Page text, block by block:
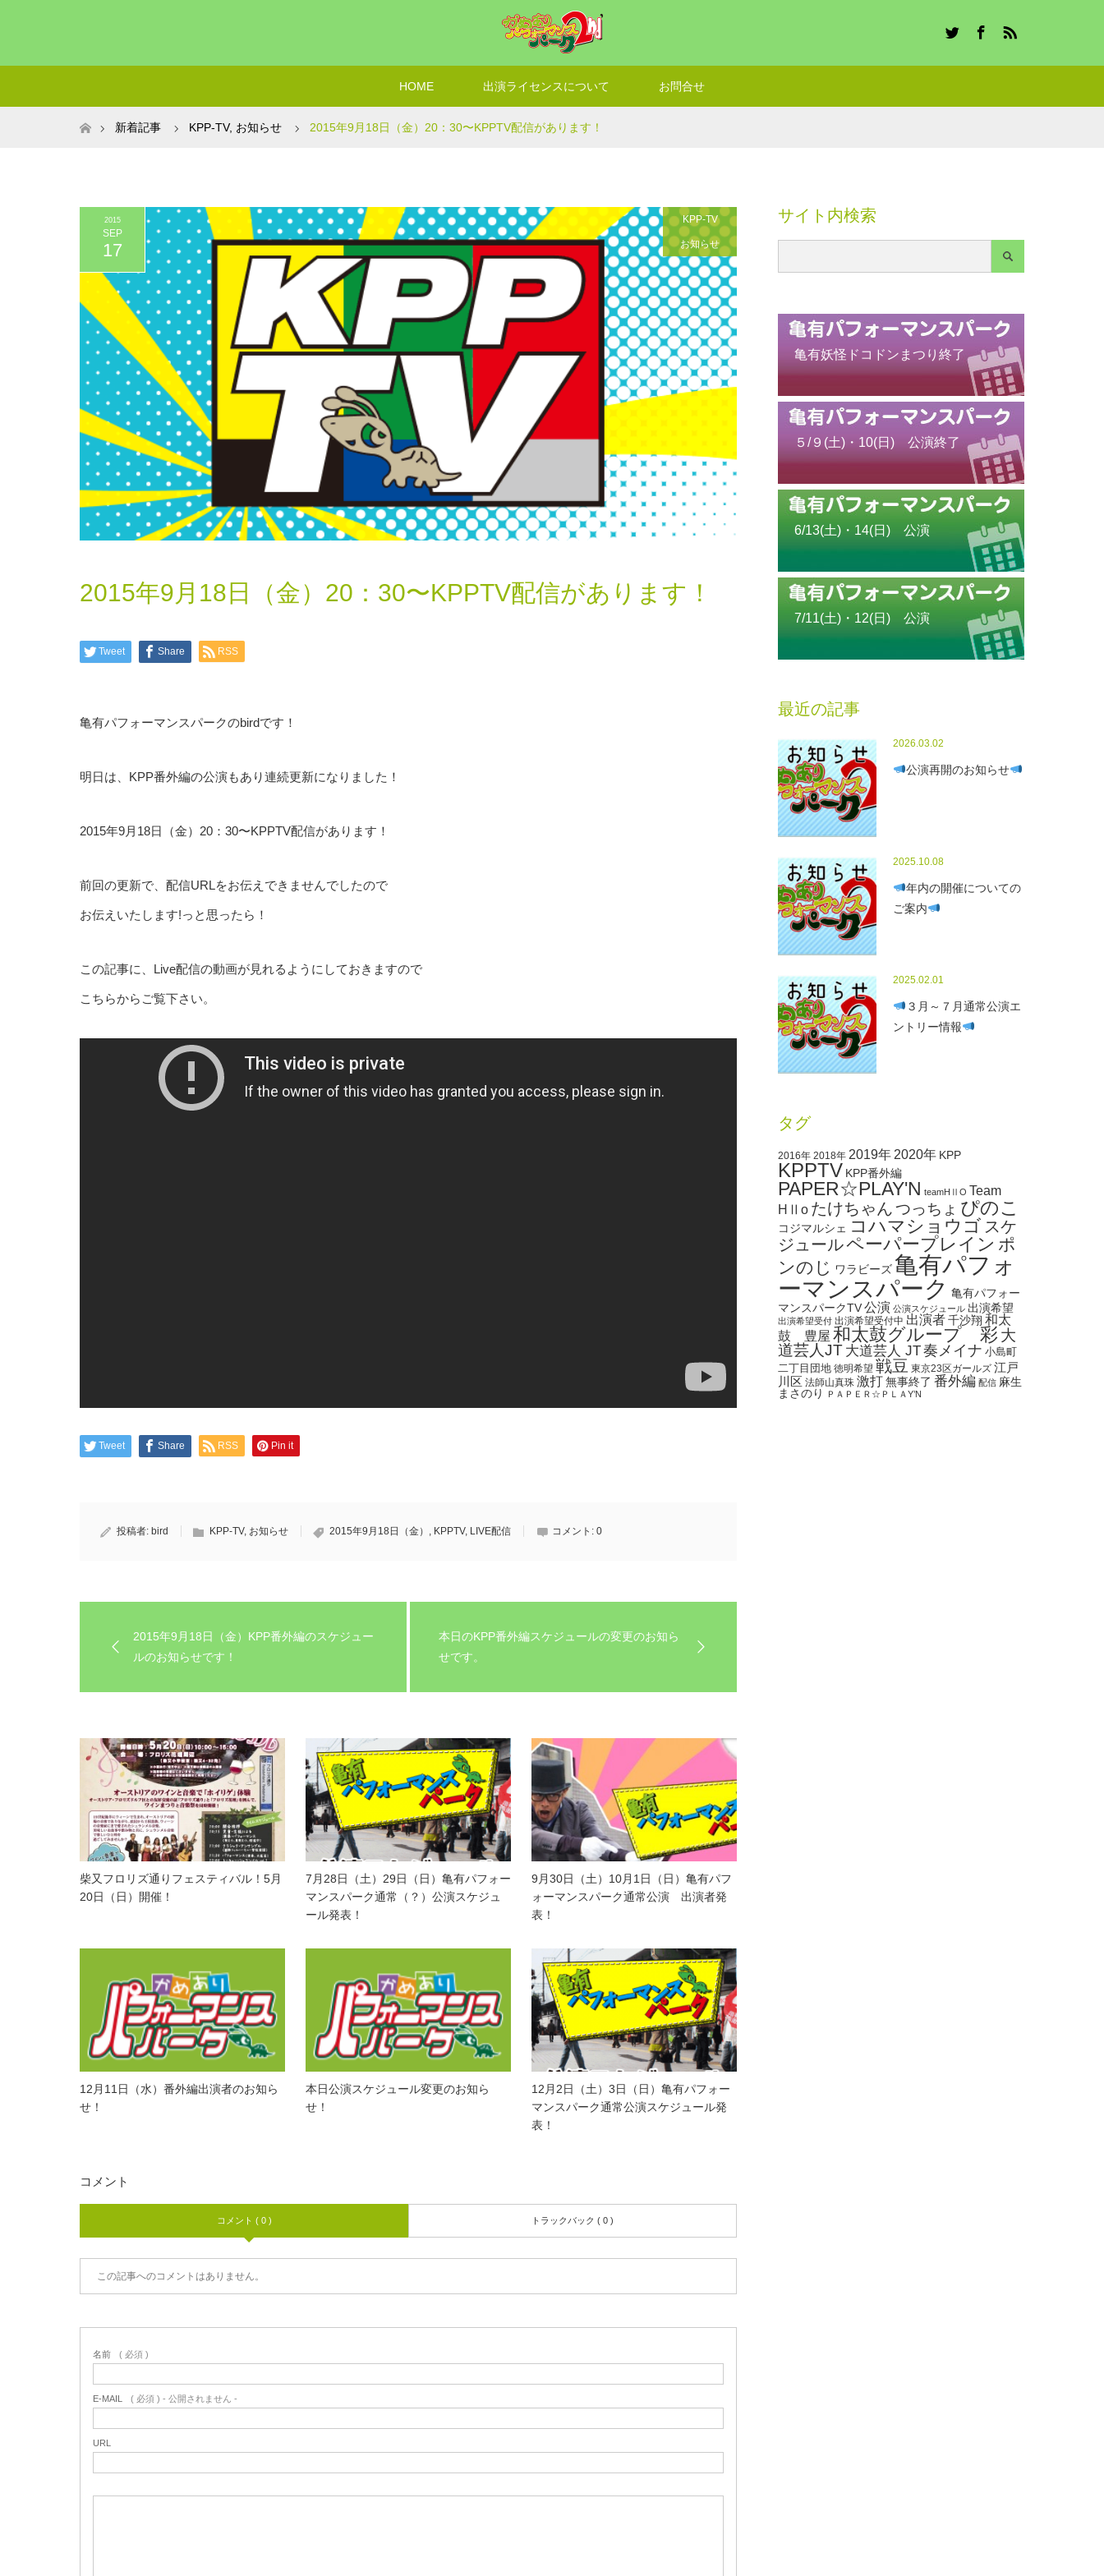
HOME 出演ライセンスについて お問合せ
ホーム新着記事 KPP-TV, お知らせ 2015年9月18日（金）20：30〜KPPTV配信があります！
2015
SEP
17
KPP-TV
お知らせ
2015年9月18日（金）20：30〜KPPTV配信があります！
Tweet Share RSS
亀有パフォーマンスパークのbirdです！
明日は、KPP番外編の公演もあり連続更新になりました！
2015年9月18日（金）20：30〜KPPTV配信があります！
前回の更新で、配信URLをお伝えできませんでしたので
お伝えいたします!っと思ったら！
この記事に、Live配信の動画が見れるようにしておきますので
こちらからご覧下さい。
Tweet Share RSS Pin it
投稿者: bird KPP-TV, お知らせ 2015年9月18日（金） KPPTV, LIVE配信 コメント: 0
2015年9月18日（金）KPP番外編のスケジュー
ルのお知らせです！
本日のKPP番外編スケジュールの変更のお知ら
せです。
柴又フロリズ通りフェスティバル！5月
20日（日）開催！
7月28日（土）29日（日）亀有パフォー
マンスパーク通常（？）公演スケジュ
ール発表！
9月30日（土）10月1日（日）亀有パフ
ォーマンスパーク通常公演 出演者発
表！
12月11日（水）番外編出演者のお知ら
せ！
本日公演スケジュール変更のお知ら
せ！
12月2日（土）3日（日）亀有パフォー
マンスパーク通常公演スケジュール発
表！
コメント
コメント ( 0 ) トラックバック ( 0 )
この記事へのコメントはありません。
名前 ( 必須 )
E-MAIL ( 必須 ) - 公開されません -
URL
サイト内検索
亀有妖怪ドコドンまつり終了
５/９(土)・10(日) 公演終了
6/13(土)・14(日) 公演
7/11(土)・12(日) 公演
最近の記事
2026.03.02
公演再開のお知らせ
2025.10.08
年内の開催についての
ご案内
2025.02.01
３月～７月通常公演エ
ントリー情報
タグ
2016年 2018年 2019年 2020年 KPP
KPPTV KPP番外編
PAPER☆PLAY'N teamHⅡO Team
HⅡo たけちゃん つっちょ ぴのこ
コジマルシェ コハマショウゴ スケ
ジュールペーパープレイン ポ
ンのじ ワラビーズ 亀有パフォ
ーマンスパーク 亀有パフォー
マンスパークTV公演 公演スケジュール 出演希望
出演希望受付 出演希望受付中 出演者 千沙翔 和太
鼓 豊屋 和太鼓グループ 彩大
道芸人JT 大道芸人 JT奏メイナ 小島町
二丁目団地 徳明希望 戦豆 東京23区ガールズ 江戸
川区 法師山真珠 激打無事終了 番外編 配信 麻生
まさのり
ＰＡＰＥＲ☆ＰＬＡY’N